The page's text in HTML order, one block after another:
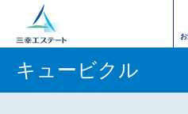
キュービクル